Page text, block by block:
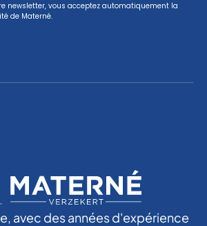
newsletter, vous acceptez automatiquement la
de Materné.
avec des années d'expérience